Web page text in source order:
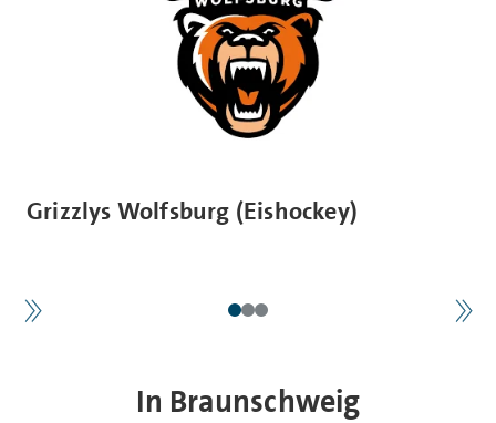
Grizzlys Wolfsburg (Eishockey)
In Braunschweig